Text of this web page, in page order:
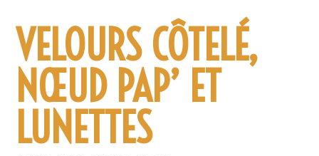
VELOURS CÔTELÉ,
NŒUD PAP’ ET
LUNETTES